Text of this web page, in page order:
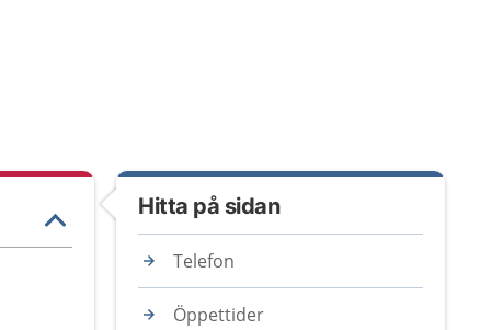
Hitta på sidan
Telefon
Öppettider